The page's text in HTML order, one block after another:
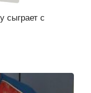
сыграет с